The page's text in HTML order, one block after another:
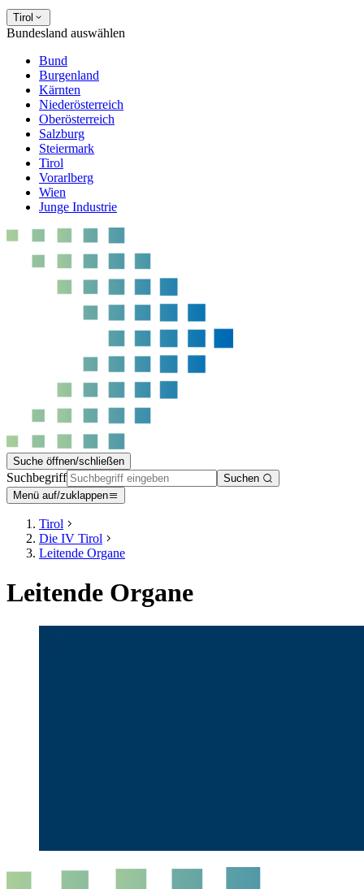
Tirol
Bundesland auswählen
Bund
Burgenland
Kärnten
Niederösterreich
Oberösterreich
Salzburg
Steiermark
Tirol
Vorarlberg
Wien
Junge Industrie
Suche öffnen/schließen
Suchbegriff
Suchen
Menü auf/zuklappen
Tirol
Die IV Tirol
Leitende Organe
Leitende Organe